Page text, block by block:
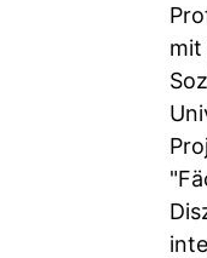
mit